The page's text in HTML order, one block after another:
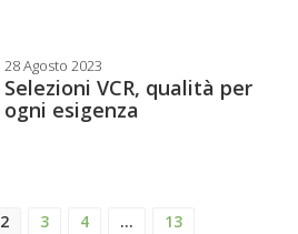
28 Agosto 2023
Selezioni VCR, qualità per
ogni esigenza
2 3 4 …
13